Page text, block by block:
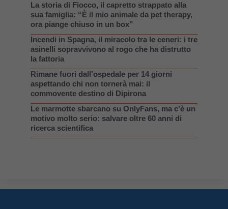
La storia di Fiocco, il capretto strappato alla
sua famiglia: “È il mio animale da pet therapy,
ora piange chiuso in un box”
Incendi in Spagna, il miracolo tra le ceneri: i tre
asinelli sopravvivono al rogo che ha distrutto
la fattoria
Rimane fuori dall’ospedale per 14 giorni
aspettando chi non tornerà mai: il
commovente destino di Dipirona
Le marmotte sbarcano su OnlyFans, ma c’è un
motivo molto serio: salvare oltre 60 anni di
ricerca scientifica